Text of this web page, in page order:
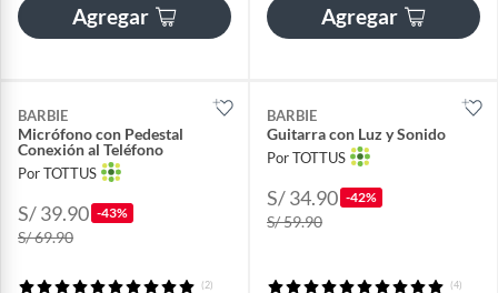
Agregar Agregar
BARBIE
Micrófono con Pedestal
Conexión al Teléfono
Por TOTTUS
S/ 39.90 -43%
S/ 69.90
(2)
BARBIE
Guitarra con Luz y Sonido
Por TOTTUS
S/ 34.90 -42%
S/ 59.90
(4)